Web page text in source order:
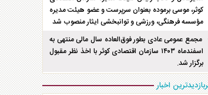
کوثر، موسی برموده بعنوان سرپرست و عضو هیئت مدیره
مؤسسه فرهنگی، ورزشی و توانبخشی ایثار منصوب شد
مجمع عمومی عادی بطور فوق‌العاده سال مالی منتهی به
اسفند‌ماه ۱۴۰۳ سازمان اقتصادی کوثر با اخذ نظر مقبول
برگزار شد.
اخبار